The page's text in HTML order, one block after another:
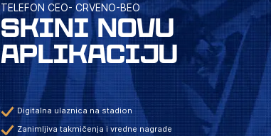
TELEFON CEO- CRVENO-BEO
SKINI NOVU
APLIKACIJU
Digitalna ulaznica na stadion
Zanimljiva takmičenja i vredne nagrade